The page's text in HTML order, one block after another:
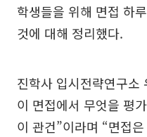
학생들을 위해 면접 하
것에 대해 정리했다.
진학사 입시전략연구소
이 면접에서 무엇을 평
이 관건”이라며 “면접